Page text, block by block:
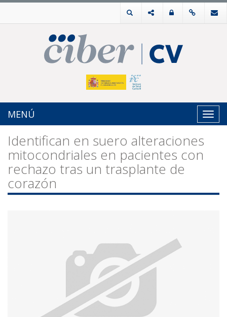
MENÚ
Identifican en suero alteraciones
mitocondriales en pacientes con
rechazo tras un trasplante de
corazón